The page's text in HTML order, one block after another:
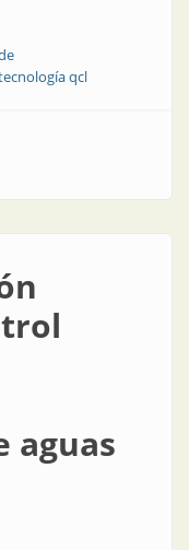
qcl
| Tecnología de
aguas